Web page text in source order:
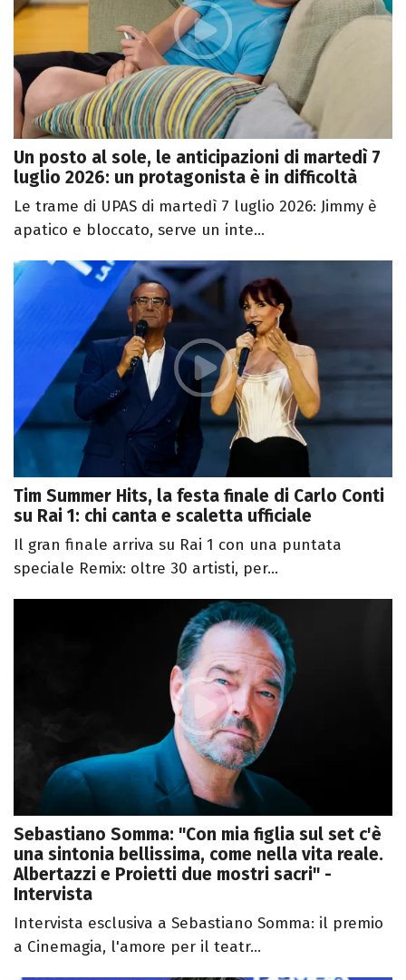
Un posto al sole, le anticipazioni di martedì 7
luglio 2026: un protagonista è in difficoltà
Le trame di UPAS di martedì 7 luglio 2026: Jimmy è
apatico e bloccato, serve un inte...
Tim Summer Hits, la festa finale di Carlo Conti
su Rai 1: chi canta e scaletta ufficiale
Il gran finale arriva su Rai 1 con una puntata
speciale Remix: oltre 30 artisti, per...
Sebastiano Somma: "Con mia figlia sul set c'è
una sintonia bellissima, come nella vita reale.
Albertazzi e Proietti due mostri sacri" -
Intervista
Intervista esclusiva a Sebastiano Somma: il premio
a Cinemagia, l'amore per il teatr...